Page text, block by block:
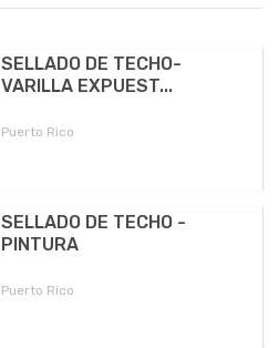
SELLADO DE TECHO-
VARILLA EXPUEST...
Puerto Rico
SELLADO DE TECHO -
PINTURA
Puerto Rico